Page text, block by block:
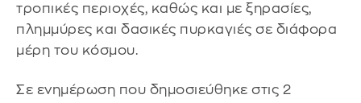
τροπικές περιοχές, καθώς και με ξηρασίες,
πλημμύρες και δασικές πυρκαγιές σε διάφορα
μέρη του κόσμου.
Σε ενημέρωση που δημοσιεύθηκε στις 2